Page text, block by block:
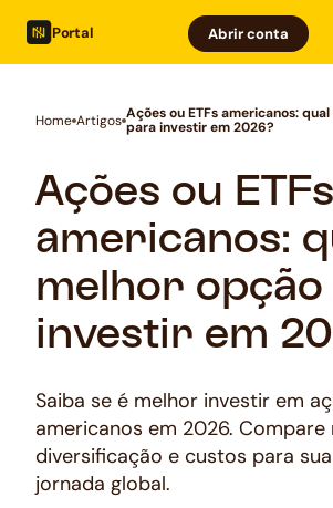
Portal Abrir conta
Home Artigos Ações ou ETFs americanos:
para investir em 2026?
Ações ou ETFs
americanos:
melhor
investir em
Saiba se é melhor investir em
americanos em 2026. Compare
diversificação e custos para
jornada global.